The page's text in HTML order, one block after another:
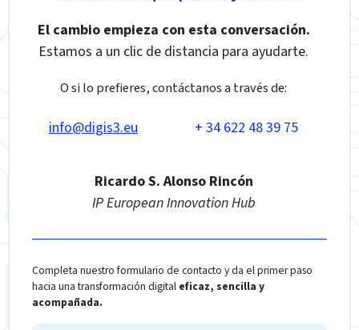
El cambio empieza con esta conversación.
Estamos a un clic de distancia para ayudarte.
O si lo prefieres, contáctanos a través de:
info@digis3.eu + 34 622 48 39 75
Ricardo S. Alonso Rincón
IP European Innovation Hub
Completa nuestro formulario de contacto y da el primer paso
hacia una transformación digital eficaz, sencilla y
acompañada.